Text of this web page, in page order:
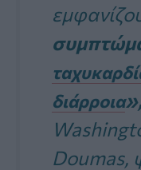
διάρροια
Doumas,